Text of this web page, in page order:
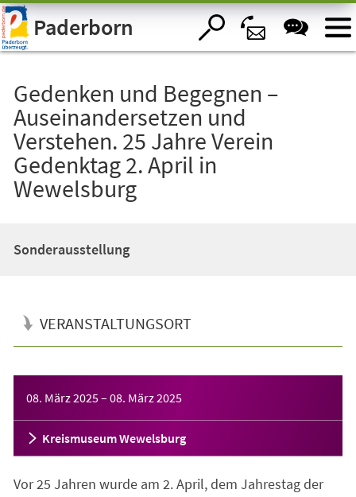
Visuelle
Assistenzsoftware
öffnen.Paderborn
Gedenken und Begegnen –
Auseinandersetzen und
Verstehen. 25 Jahre Verein
Gedenktag 2. April in
Wewelsburg
Sonderausstellung
VERANSTALTUNGSORT
08. März 2025– 08. März 2025
Kreismuseum Wewelsburg
Vor 25 Jahren wurde am 2. April, dem Jahrestag der